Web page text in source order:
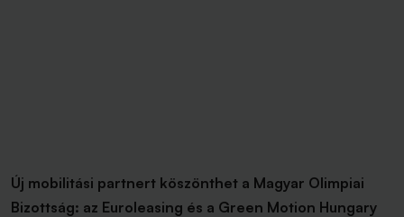
Új mobilitási partnert köszönthet a Magyar Olimpiai
Bizottság: az Euroleasing és a Green Motion Hungary